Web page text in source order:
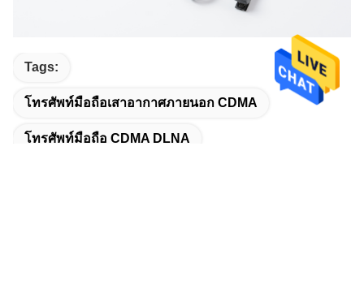
Tags:
โทรศัพท์มือถือเสาอากาศภายนอก CDMA
โทรศัพท์มือถือ CDMA DLNA